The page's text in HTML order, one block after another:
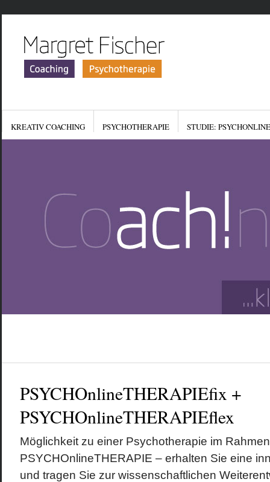
KONTAKT
IMPRESSUM
KREATIV COACHING PSYCHOTHERAPIE STUDIE:
PSYCHOnlineTHERAPIEfix +
PSYCHOnlineTHERAPIEflex
Möglichkeit zu einer Psychotherapie im
PSYCHOnlineTHERAPIE – erhalten Sie eine
und tragen Sie zur wissenschaftlichen